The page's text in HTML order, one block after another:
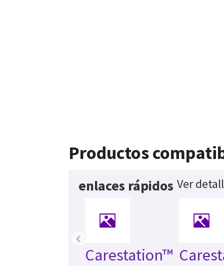
Productos
enlaces rápidos Ver
Carestation™
‹